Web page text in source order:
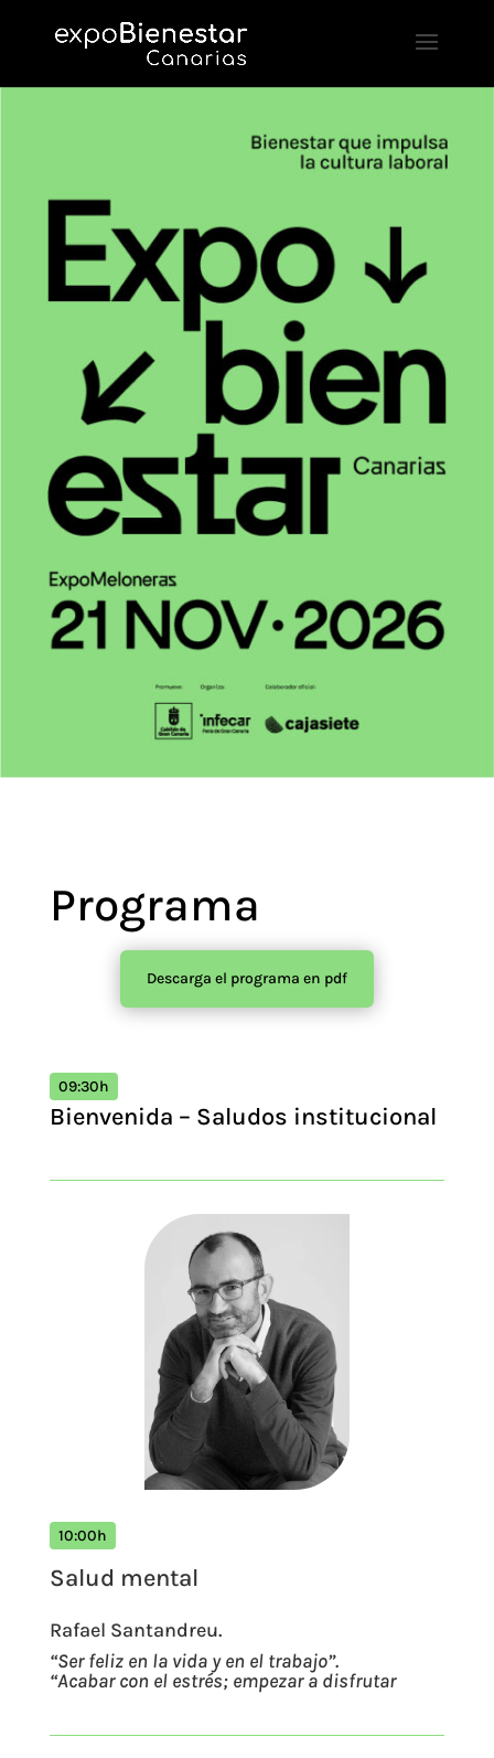
Programa
Descarga el programa en pdf
09:30h
Bienvenida – Saludos institucional
10:00h
Salud mental
Rafael Santandreu.
“Ser feliz en la vida y en el trabajo”.
“Acabar con el estrés; empezar a disfrutar